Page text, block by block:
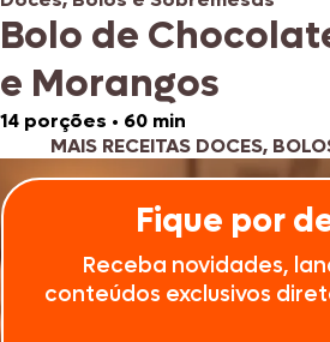
Bolo de
e Morangos
14 porções • 60 min
MAIS RECEITAS DOCES,
Fique por
Receba novidades,
conteúdos exclusivos